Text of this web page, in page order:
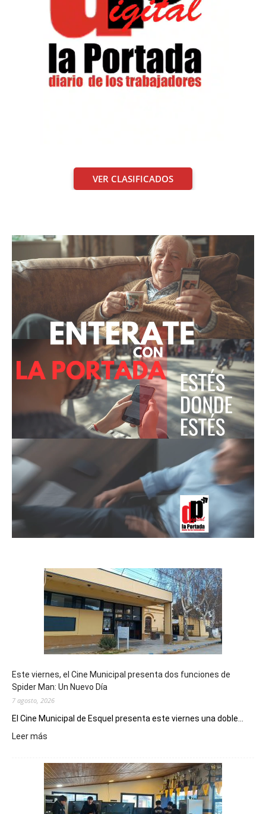
VER CLASIFICADOS
Este viernes, el Cine Municipal presenta dos funciones de
Spider Man: Un Nuevo Día
7 agosto, 2026
El Cine Municipal de Esquel presenta este viernes una doble...
Leer más
viernes,
el
Cine
Municipal
presenta